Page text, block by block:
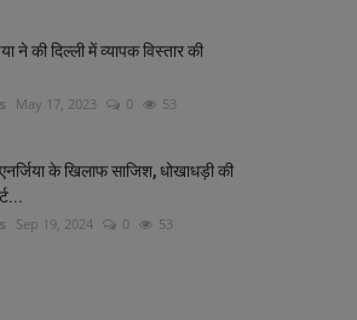
ने की दिल्‍ली में व्‍यापक विस्‍तार की
May 17, 2023 0 53
के खिलाफ साजिश, धोखाधड़ी की
Sep 19, 2024 0 53